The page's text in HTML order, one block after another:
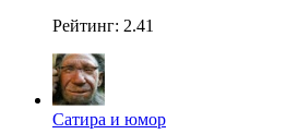
Рейтинг: 2.41
Сатира и юмор